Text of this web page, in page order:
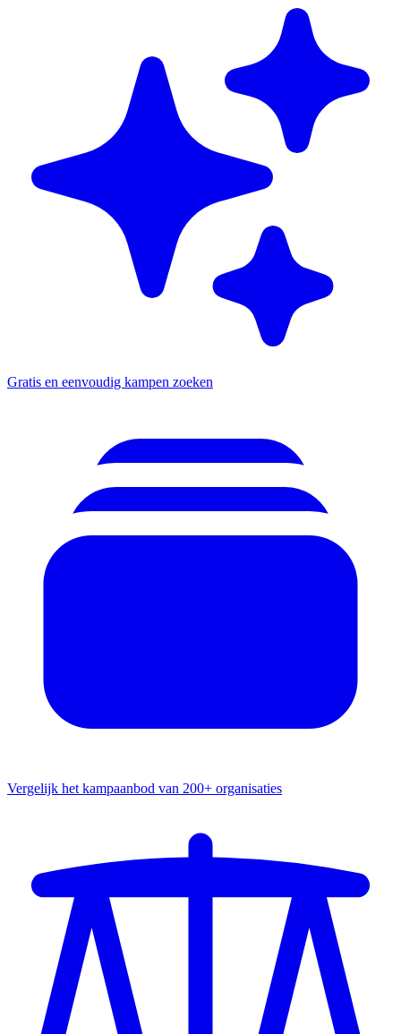
Gratis en eenvoudig kampen zoeken
Vergelijk het kampaanbod van 200+ organisaties